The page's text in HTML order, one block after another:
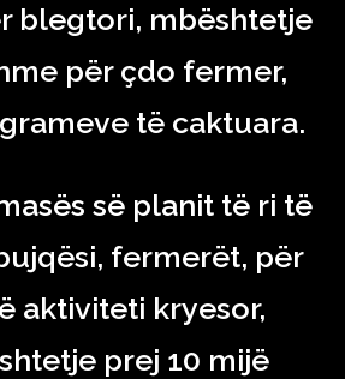
blegtori, mbështetje
për çdo fermer,
të caktuara.
së planit të ri të
fermerët, për
aktiviteti kryesor,
prej 10 mijë